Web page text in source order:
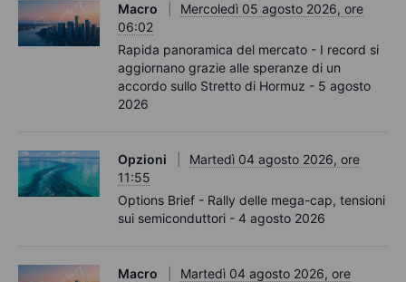
Macro
Mercoledì 05 agosto 2026, ore
06:02
Rapida panoramica del mercato - I record si
aggiornano grazie alle speranze di un
accordo sullo Stretto di Hormuz - 5 agosto
2026
Opzioni
Martedì 04 agosto 2026, ore
11:55
Options Brief - Rally delle mega-cap, tensioni
sui semiconduttori - 4 agosto 2026
Macro
Martedì 04 agosto 2026, ore